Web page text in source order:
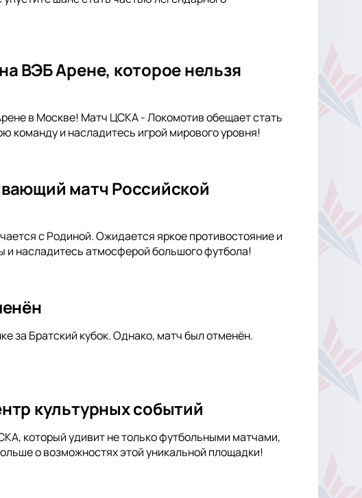
ВЭБ Арене, которое нельзя
в Москве! Матч ЦСКА - Локомотив обещает стать
команду и насладитесь игрой мирового уровня!
матч Российской
с Родиной. Ожидается яркое противостояние и
насладитесь атмосферой большого футбола!
за Братский кубок. Однако, матч был отменён.
культурных событий
который удивит не только футбольными матчами,
о возможностях этой уникальной площадки!